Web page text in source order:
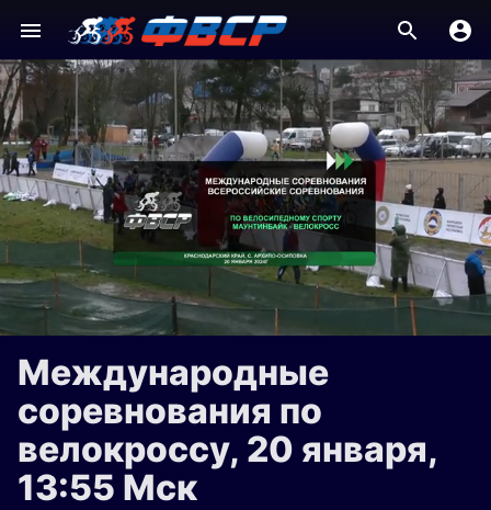
Международные
соревнования по
велокроссу, 20 января,
13:55 Мск